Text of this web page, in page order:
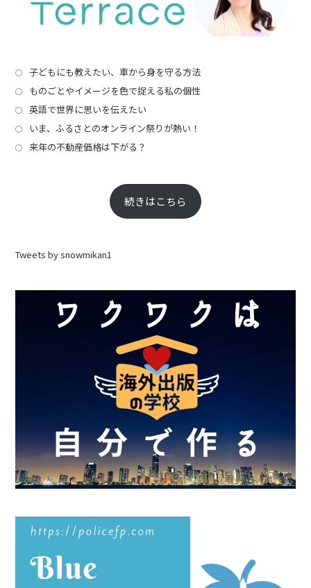
子どもにも教えたい、車から身を守る方法
ものごとやイメージを色で捉える私の個性
英語で世界に思いを伝えたい
いま、ふるさとのオンライン祭りが熱い！
来年の不動産価格は下がる？
続きはこちら
Tweets by snowmikan1